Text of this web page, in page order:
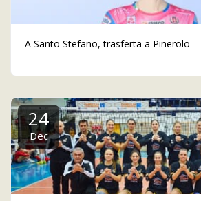
A Santo Stefano, trasferta a Pinerolo
24
Dec